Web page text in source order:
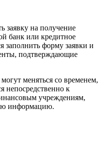
заявку на получение
банк или кредитное
заполнить форму заявки и
подтверждающие
меняться со временем,
непосредственно к
учреждениям,
информацию.